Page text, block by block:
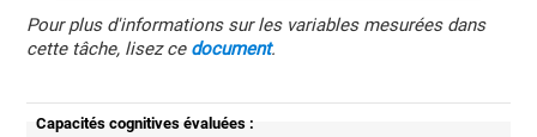
Pour plus d'informations sur les variables mesurées dans
cette tâche, lisez ce document.
Capacités cognitives évaluées :